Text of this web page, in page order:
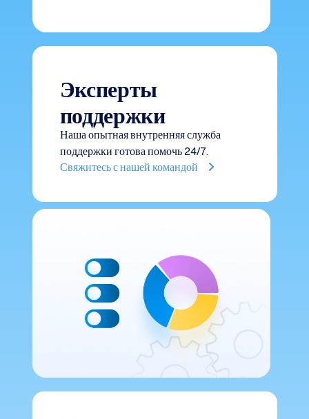
Эксперты
поддержки
Наша опытная внутренняя служба
поддержки готова помочь 24/7.
Свяжитесь с нашей командой